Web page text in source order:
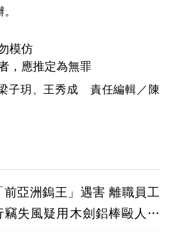
模仿
，應推定為無罪
子玥、王秀成 責任編輯／陳
前亞洲鎢王」遇害 離職員工
竊失風疑用木劍鋁棒毆人致